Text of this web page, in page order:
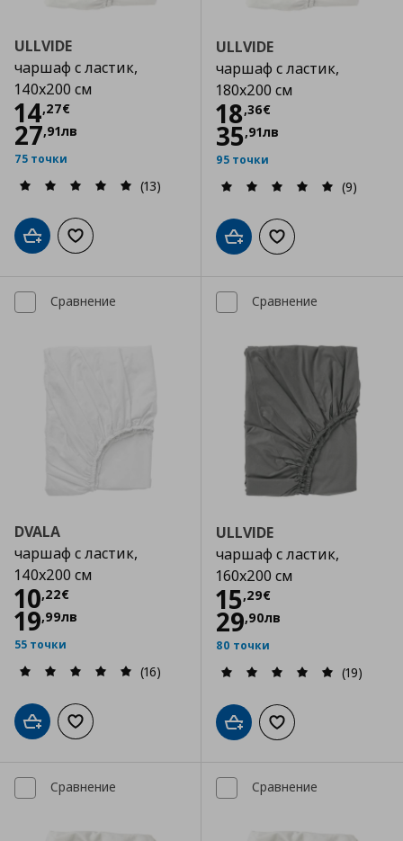
ULLVIDE
чаршаф с ластик,
140x200 см
14,27€
Цена
27,91лв
75 точки
(13)
Добави в кошницата
Добави към списъка с любими
ULLVIDE
чаршаф с ластик,
180x200 см
18,36€
Цена
35,91лв
95 точки
(9)
Добави в кошницата
Добави към
Сравнение
DVALA
чаршаф с ластик,
140x200 см
10,22€
Цена
19,99лв
55 точки
(16)
Добави в кошницата
Добави към списъка с любими
Сравнение
ULLVIDE
чаршаф с ластик,
160x200 см
15,29€
Цена
29,90лв
80 точки
(19)
Добави в кошницата
Добави към
Сравнение Сравнение